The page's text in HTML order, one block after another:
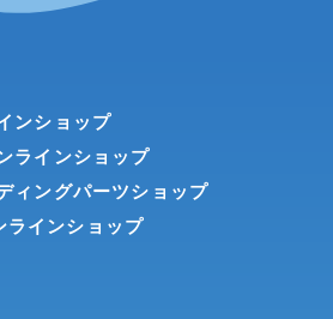
ンショップ
ラインショップ
ィングパーツショップ
インショップ